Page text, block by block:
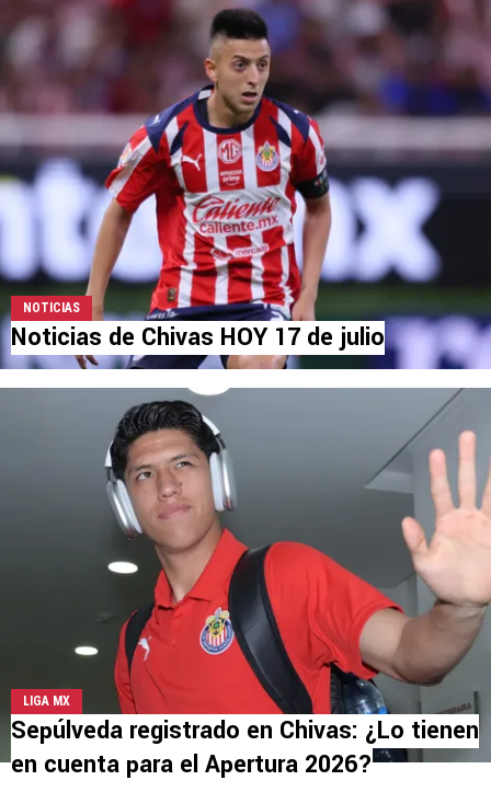
NOTICIAS
Noticias de Chivas HOY 17 de julio
LIGA MX
Sepúlveda registrado en Chivas: ¿Lo tienen
en cuenta para el Apertura 2026?